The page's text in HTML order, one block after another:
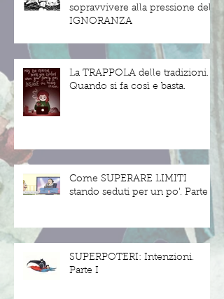
sopravvivere alla pressione dell'
IGNORANZA
La TRAPPOLA delle tradizioni.
Quando si fa così e basta.
Come SUPERARE LIMITI
stando seduti per un po'. Parte II
SUPERPOTERI: Intenzioni.
Parte I